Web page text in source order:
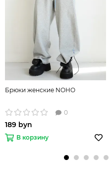
Брюки женские NOHO
0
189 byn
В корзину